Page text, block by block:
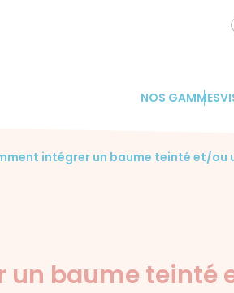
NOS GAMMES
intégrer un baume teinté et/ou
un baume